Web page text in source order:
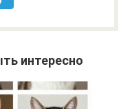
интересно